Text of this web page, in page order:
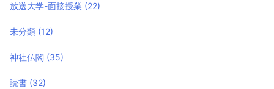
放送大学-面接授業 (22)
未分類 (12)
神社仏閣 (35)
読書 (32)